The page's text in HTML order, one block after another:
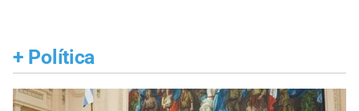
+ Política